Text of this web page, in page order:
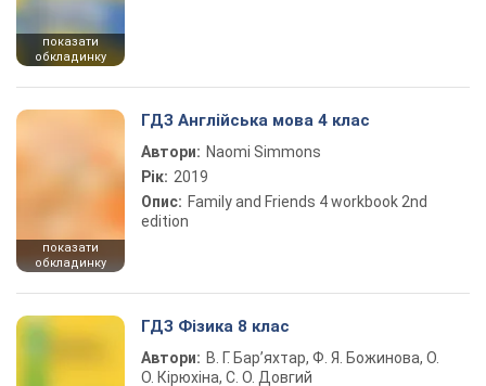
показати
обкладинку
показати
обкладинку
ГДЗ Англійська мова 4 клас
Автори: Naomi Simmons
Рік: 2019
Опис: Family and Friends 4 workbook 2nd
edition
ГДЗ Фізика 8 клас
Автори: В. Г. Бар’яхтар, Ф. Я. Божинова, О.
О. Кірюхіна, С. О. Довгий